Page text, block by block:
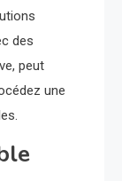
des
peut
une